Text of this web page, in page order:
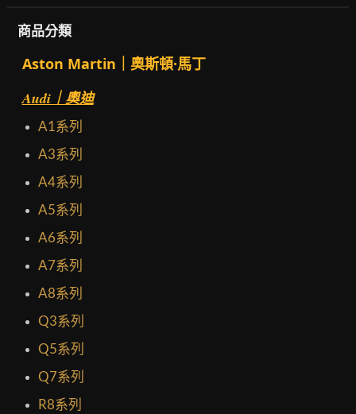
商品分類
Aston Martin｜奧斯頓·馬丁
Audi｜奧迪
A1系列
A3系列
A4系列
A5系列
A6系列
A7系列
A8系列
Q3系列
Q5系列
Q7系列
R8系列